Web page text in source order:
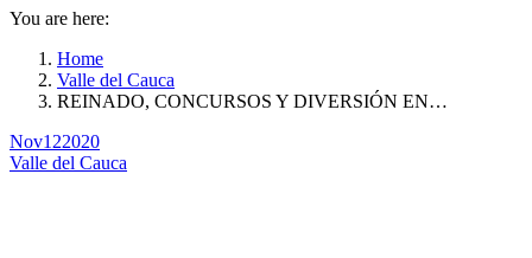
You are here:
Home
Valle del Cauca
REINADO, CONCURSOS Y DIVERSIÓN EN…
Nov122020
Valle del Cauca